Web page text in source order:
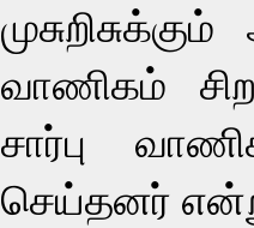
வாணிகம்
சார்பு
செய்தனர்